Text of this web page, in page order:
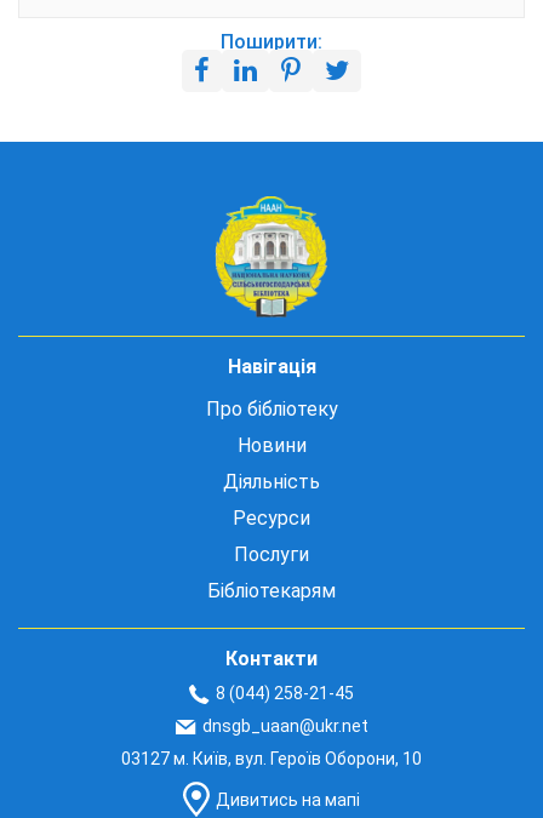
Поширити:
Навігація
Про бібліотеку
Новини
Діяльність
Ресурси
Послуги
Бібліотекарям
Контакти
8 (044) 258-21-45
dnsgb_uaan@ukr.net
03127 м. Київ, вул. Героїв Оборони, 10
Дивитись на мапі